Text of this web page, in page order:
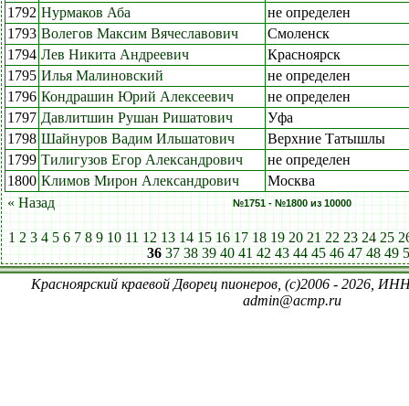
1792 Нурмаков Аба
не определен
1793 Волегов Максим Вячеславович
Смоленск
1794 Лев Никита Андреевич
Красноярск
1795 Илья Малиновский
не определен
1796 Кондрашин Юрий Алексеевич
не определен
1797 Давлитшин Рушан Ришатович
Уфа
1798 Шайнуров Вадим Ильшатович
Верхние Татышлы
1799 Тилигузов Егор Александрович
не определен
1800 Климов Мирон Александрович
Москва
« Назад
№1751 - №1800 из 10000
1 2 3 4 5 6 7 8 9 10 11 12 13 14 15 16 17 18 19 20 21 22 23 24 25
36 37 38 39 40 41 42 43 44 45 46 47 48 49
Красноярский краевой Дворец пионеров, (c)2006 - 2026,
admin@acmp.ru